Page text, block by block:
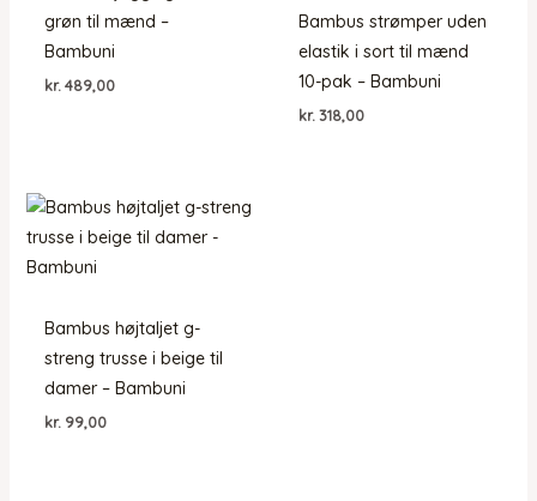
grøn til mænd –
Bambuni
kr.489,00
Bambus strømper uden
elastik i sort til mænd
10-pak – Bambuni
kr.318,00
Bambus højtaljet g-
streng trusse i beige til
damer – Bambuni
kr. 99,00